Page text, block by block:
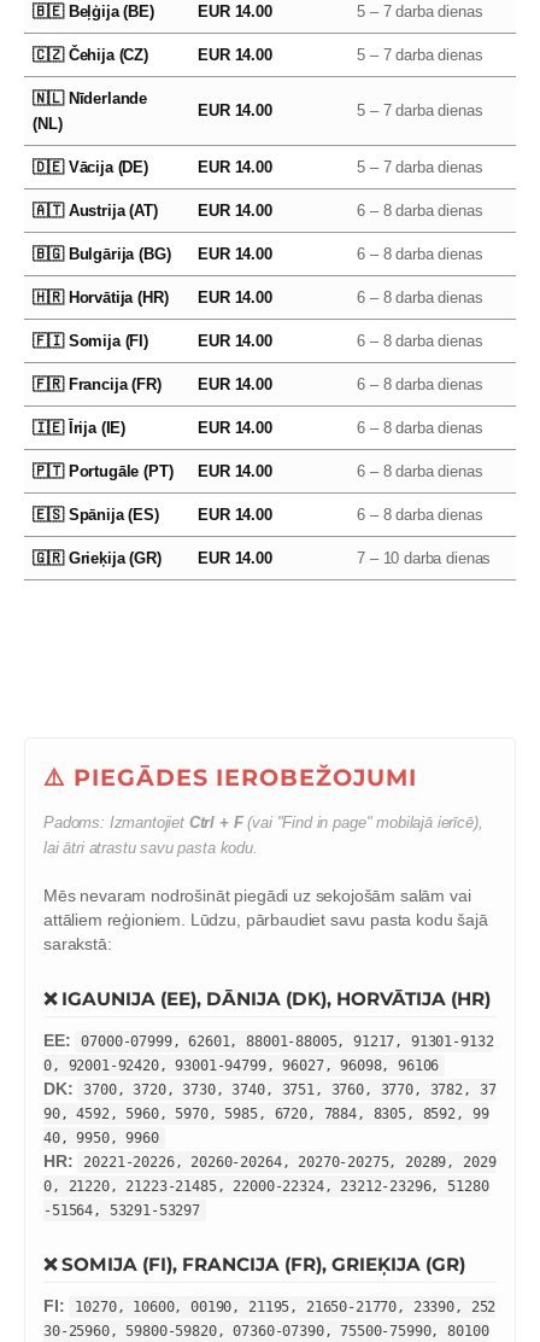
🇧🇪 Beļģija (BE) EUR 14.00 5 – 7 darba dienas
🇨🇿 Čehija (CZ) EUR 14.00 5 – 7 darba dienas
🇳🇱 Nīderlande
(NL)
EUR 14.00 5 – 7 darba dienas
🇩🇪 Vācija (DE) EUR 14.00 5 – 7 darba dienas
🇦🇹 Austrija (AT) EUR 14.00 6 – 8 darba dienas
🇧🇬 Bulgārija (BG) EUR 14.00 6 – 8 darba dienas
🇭🇷 Horvātija (HR) EUR 14.00 6 – 8 darba dienas
🇫🇮 Somija (FI) EUR 14.00 6 – 8 darba dienas
🇫🇷 Francija (FR) EUR 14.00 6 – 8 darba dienas
🇮🇪 Īrija (IE) EUR 14.00 6 – 8 darba dienas
🇵🇹 Portugāle (PT) EUR 14.00 6 – 8 darba dienas
🇪🇸 Spānija (ES) EUR 14.00 6 – 8 darba dienas
🇬🇷 Grieķija (GR) EUR 14.00 7 – 10 darba dienas
⚠️ PIEGĀDES IEROBEŽOJUMI
Padoms: Izmantojiet Ctrl + F(vai "Find in page" mobilajā ierīcē),
lai ātri atrastu savu pasta kodu.
Mēs nevaram nodrošināt piegādi uz sekojošām salām vai
attāliem reģioniem. Lūdzu, pārbaudiet savu pasta kodu šajā
sarakstā:
❌ IGAUNIJA (EE), DĀNIJA (DK), HORVĀTIJA (HR)
EE:
07000-07999, 62601, 88001-88005, 91217, 91301-9132
0, 92001-92420, 93001-94799, 96027, 96098, 96106
DK:
3700, 3720, 3730, 3740, 3751, 3760, 3770, 3782, 37
90, 4592, 5960, 5970, 5985, 6720, 7884, 8305, 8592, 99
40, 9950, 9960
HR:
20221-20226, 20260-20264, 20270-20275, 20289, 2029
0, 21220, 21223-21485, 22000-22324, 23212-23296, 51280
-51564, 53291-53297
❌ SOMIJA (FI), FRANCIJA (FR), GRIEĶIJA (GR)
FI:
10270, 10600, 00190, 21195, 21650-21770, 23390, 252
30-25960, 59800-59820, 07360-07390, 75500-75990, 80100